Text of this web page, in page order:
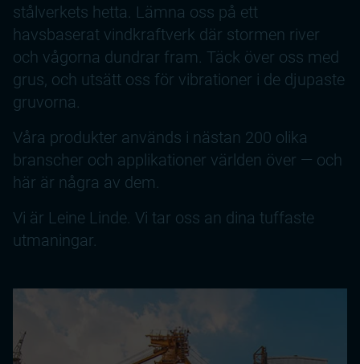
stålverkets hetta. Lämna oss på ett
havsbaserat vindkraftverk där stormen river
och vågorna dundrar fram. Täck över oss med
grus, och utsätt oss för vibrationer i de djupaste
gruvorna.
Våra produkter används i nästan 200 olika
branscher och applikationer världen över — och
här är några av dem.
Vi är Leine Linde. Vi tar oss an dina tuffaste
utmaningar.